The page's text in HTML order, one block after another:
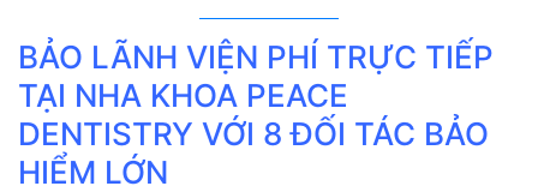
BẢO LÃNH VIỆN PHÍ TRỰC TIẾP
TẠI NHA KHOA PEACE
DENTISTRY VỚI 8 ĐỐI TÁC BẢO
HIỂM LỚN